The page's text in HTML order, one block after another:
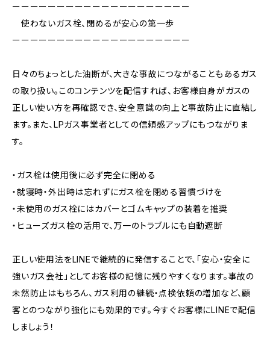
ーーーーーーーーーーーーーーーーーーーー
使わないガス栓、閉めるが安心の第一歩
ーーーーーーーーーーーーーーーーーーーー
日々のちょっとした油断が、大きな事故につながることもあるガス
の取り扱い。このコンテンツを配信すれば、お客様自身がガスの
正しい使い方を再確認でき、安全意識の向上と事故防止に直結し
ます。また、LPガス事業者としての信頼感アップにもつながりま
す。
・ガス栓は使用後に必ず完全に閉める
・就寝時・外出時は忘れずにガス栓を閉める習慣づけを
・未使用のガス栓にはカバーとゴムキャップの装着を推奨
・ヒューズガス栓の活用で、万一のトラブルにも自動遮断
正しい使用法をLINEで継続的に発信することで、「安心・安全に
強いガス会社」としてお客様の記憶に残りやすくなります。事故の
未然防止はもちろん、ガス利用の継続・点検依頼の増加など、顧
客とのつながり強化にも効果的です。今すぐお客様にLINEで配信
しましょう！